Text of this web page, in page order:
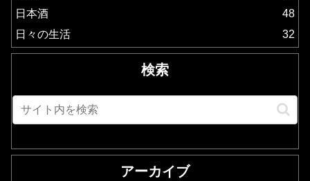
日本酒
48
日々の生活
32
検索
アーカイブ